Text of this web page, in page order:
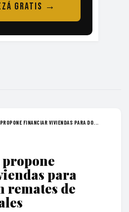
GRATIS →
FINANCIAR VIVIENDAS PARA DO...
para
remates de